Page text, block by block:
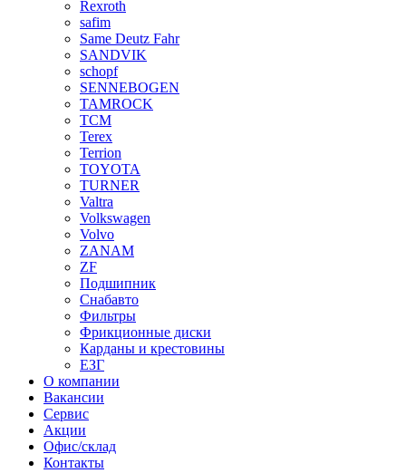
Rexroth
safim
Same Deutz Fahr
SANDVIK
schopf
SENNEBOGEN
TAMROCK
TCM
Terex
Terrion
TOYOTA
TURNER
Valtra
Volkswagen
Volvo
ZANAM
ZF
Подшипник
Снабавто
Фильтры
Фрикционные диски
Карданы и крестовины
ЕЗГ
О компании
Вакансии
Сервис
Акции
Офис/склад
Контакты